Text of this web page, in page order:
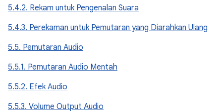
5.4.2. Rekam untuk Pengenalan Suara
5.4.3. Perekaman untuk Pemutaran yang Diarahkan Ulang
5.5. Pemutaran Audio
5.5.1. Pemutaran Audio Mentah
5.5.2. Efek Audio
5.5.3. Volume Output Audio